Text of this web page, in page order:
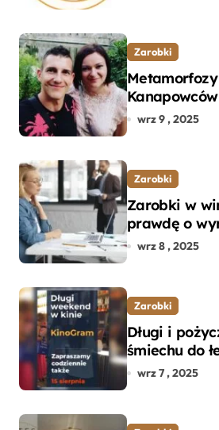
Zarobki
naprawdę
wrz 9 , 2025
Zarobki
Zarobki w
prawdę o
specjalistów
wrz 8 , 2025
Zarobki
Długi i
śmiechu do
dramatach
wrz 7 , 2025